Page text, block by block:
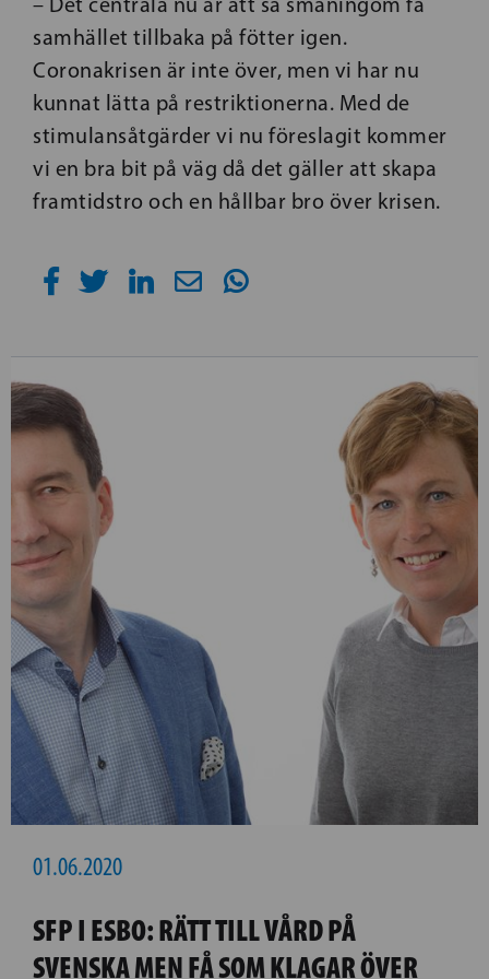
samhället tillbaka på fötter igen.
Coronakrisen är inte över, men vi har nu
kunnat lätta på restriktionerna. Med de
stimulansåtgärder vi nu föreslagit kommer
vi en bra bit på väg då det gäller att skapa
framtidstro och en hållbar bro över krisen.
01.06.2020
SFP I ESBO: RÄTT TILL VÅRD PÅ
SVENSKA MEN FÅ SOM KLAGAR ÖVER